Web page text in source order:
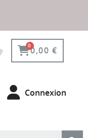
0,00 €
Connexion